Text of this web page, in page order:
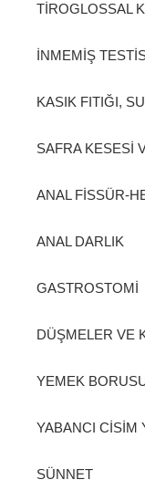
TİROGLOSSAL
İNMEMİŞ
KASIK FITIĞI,
SAFRA KESESİ
ANAL FİSSÜR-
ANAL DARLIK
GASTROSTOMİ
DÜŞMELER VE
YEMEK
YABANCI CİSİM
SÜNNET